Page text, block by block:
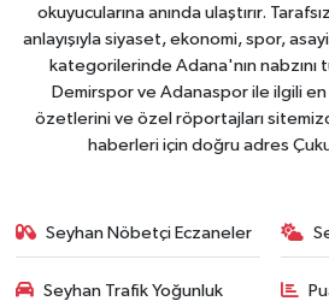
okuyucularına anında ulaştırır.
anlayışıyla siyaset, ekonomi, spor,
kategorilerinde Adana'nın nabzını
Demirspor ve Adanaspor ile ilgili
özetlerini ve özel röportajları
haberleri için doğru adres
Seyhan Nöbetçi Eczaneler
Seyhan Trafik Yoğunluk